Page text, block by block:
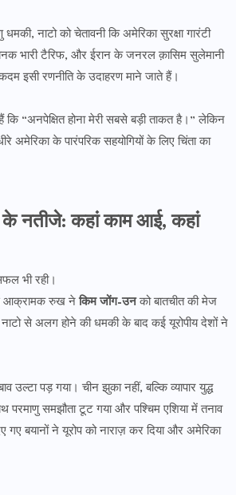
धमकी, नाटो को चेतावनी कि अमेरिका सुरक्षा गारंटी
भारी टैरिफ, और ईरान के जनरल क़ासिम सुलेमानी
इसी रणनीति के उदाहरण माने जाते हैं।
“अनपेक्षित होना मेरी सबसे बड़ी ताकत है।” लेकिन
अमेरिका के पारंपरिक सहयोगियों के लिए चिंता का
के नतीजे: कहां काम आई, कहां
भी रही।
आक्रामक रुख नेकिम जोंग-उनको बातचीत की मेज
से अलग होने की धमकी के बाद कई यूरोपीय देशों ने
उल्टा पड़ गया। चीन झुका नहीं, बल्कि व्यापार युद्ध
परमाणु समझौता टूट गया और पश्चिम एशिया में तनाव
गए बयानों ने यूरोप को नाराज़ कर दिया और अमेरिका